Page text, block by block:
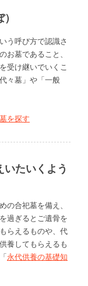
う呼び方で認識さ
お墓であること、
受け継いでいくこ
々墓」や「一般
を探す
たいくよう
の合祀墓を備え、
過ぎるとご遺骨を
らえるものや、代
養してもらえるも
永代供養の基礎知